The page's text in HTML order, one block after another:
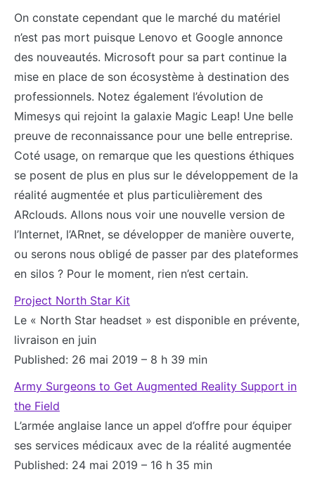
On constate cependant que le marché du matériel
n’est pas mort puisque Lenovo et Google annonce
des nouveautés. Microsoft pour sa part continue la
mise en place de son écosystème à destination des
professionnels. Notez également l’évolution de
Mimesys qui rejoint la galaxie Magic Leap! Une belle
preuve de reconnaissance pour une belle entreprise.
Coté usage, on remarque que les questions éthiques
se posent de plus en plus sur le développement de la
réalité augmentée et plus particulièrement des
ARclouds. Allons nous voir une nouvelle version de
l’Internet, l’ARnet, se développer de manière ouverte,
ou serons nous obligé de passer par des plateformes
en silos ? Pour le moment, rien n’est certain.
Project North Star Kit
Le « North Star headset » est disponible en prévente,
livraison en juin
Published: 26 mai 2019 – 8 h 39 min
Army Surgeons to Get Augmented Reality Support in
the Field
L’armée anglaise lance un appel d’offre pour équiper
ses services médicaux avec de la réalité augmentée
Published: 24 mai 2019 – 16 h 35 min